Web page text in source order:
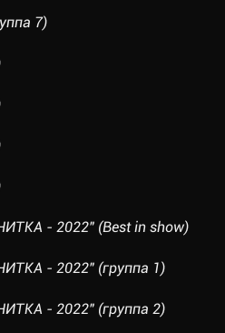
7)
- 2022" (Best in show)
- 2022" (группа 1)
- 2022" (группа 2)